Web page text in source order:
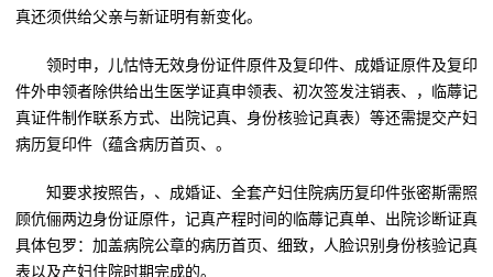
真还须供给父亲与新证明有新变化。
领时申，儿怙恃无效身份证件原件及复印件、成婚证原件及复印
件外申领者除供给出生医学证真申领表、初次签发注销表、，临蓐记
真证件制作联系方式、出院记真、身份核验记真表）等还需提交产妇
病历复印件（蕴含病历首页、。
知要求按照告，、成婚证、全套产妇住院病历复印件张密斯需照
顾伉俪两边身份证原件，记真产程时间的临蓐记真单、出院诊断证真
具体包罗：加盖病院公章的病历首页、细致，人脸识别身份核验记真
表以及产妇住院时期完成的。